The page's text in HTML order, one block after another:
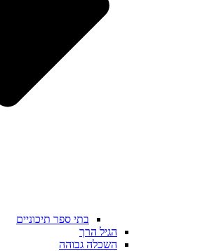
בתי ספר תיכוניים
הגיל הרך
השכלה גבוהה